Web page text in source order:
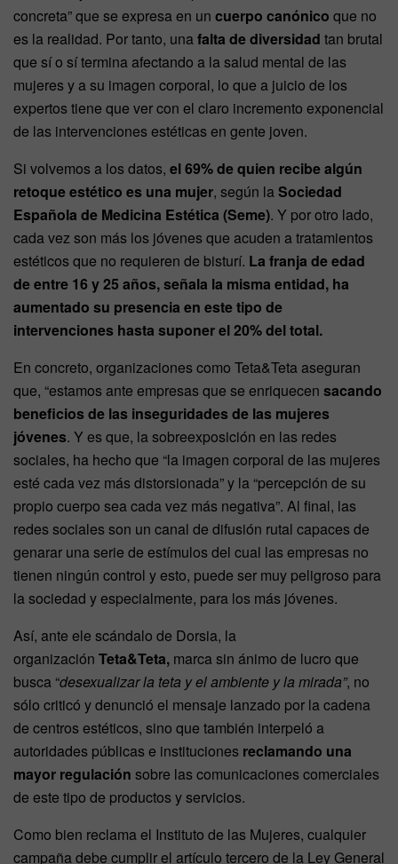
concreta” que se expresa en un cuerpo canónico que no
es la realidad. Por tanto, unafalta de diversidad tan brutal
que sí o sí termina afectando a la salud mental de las
mujeres y a su imagen corporal, lo que a juicio de los
expertos tiene que ver con el claro incremento exponencial
de las intervenciones estéticas en gente joven.
Si volvemos a los datos, el 69% de quien recibe algún
retoque estético es una mujer, según laSociedad
Española de Medicina Estética (Seme). Y por otro lado,
cada vez son más los jóvenes que acuden a tratamientos
estéticos que no requieren de bisturí. La franja de edad
de entre 16 y 25 años, señala la misma entidad, ha
aumentado su presencia en este tipo de
intervenciones hasta suponer el 20% del total.
En concreto, organizaciones como Teta&Teta aseguran
que, “estamos ante empresas que se enriquecen sacando
beneficios de las inseguridades de las mujeres
jóvenes. Y es que, la sobreexposición en las redes
sociales, ha hecho que “la imagen corporal de las mujeres
esté cada vez más distorsionada” y la “percepción de su
propio cuerpo sea cada vez más negativa”. Al final, las
redes sociales son un canal de difusión rutal capaces de
genarar una serie de estímulos del cual las empresas no
tienen ningún control y esto, puede ser muy peligroso para
la sociedad y especialmente, para los más jóvenes.
Así, ante ele scándalo de Dorsia, la
organización Teta&Teta, marca sin ánimo de lucro que
busca “desexualizar la teta y el ambiente y la mirada”, no
sólo criticó y denunció el mensaje lanzado por la cadena
de centros estéticos, sino que también interpeló a
autoridades públicas e instituciones reclamando una
mayor regulación sobre las comunicaciones comerciales
de este tipo de productos y servicios.
Como bien reclama el Instituto de las Mujeres, cualquier
campaña debe cumplir el artículo tercero de la Ley General